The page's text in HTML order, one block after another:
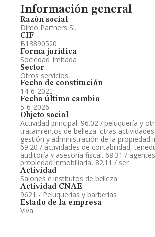
Información general
Razón social
Dimo Partners Sl.
CIF
B13890520
Forma jurídica
Sociedad limitada
Sector
Otros servicios
Fecha de constitución
14-6-2023
Fecha último cambio
5-6-2026
Objeto social
Actividad principal: 96.02 / peluquería y
tratamientos de belleza. otras
gestión y administración de la propiedad
69.20 / actividades de contabilidad,
auditoría y asesoría fiscal, 68.31 /
propiedad inmobiliaria, 82.11 / ser
Actividad
Salones e institutos de belleza
Actividad CNAE
9621 - Peluquerías y barberías
Estado de la empresa
Viva
Información oficial y registral